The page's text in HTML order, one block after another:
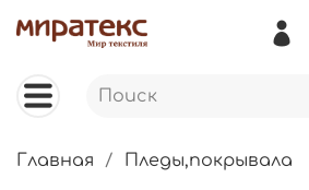
Главная Пледы,покрывала